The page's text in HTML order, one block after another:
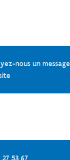
nous un message
53 67